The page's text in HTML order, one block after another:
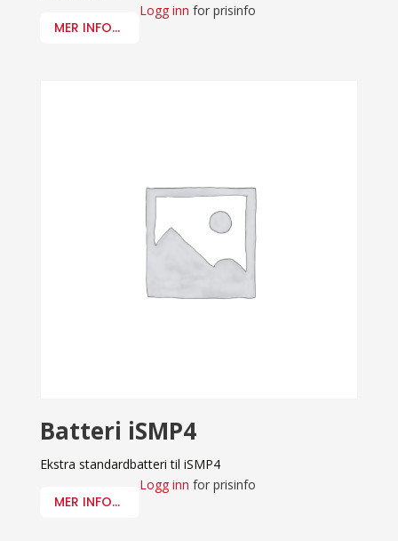
MER INFO...
Logg inn for prisinfo
Batteri iSMP4
Ekstra standardbatteri til iSMP4
MER INFO...
Logg inn for prisinfo